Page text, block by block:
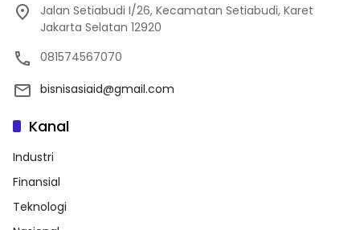
Jalan Setiabudi I/26, Kecamatan Setiabudi, Karet
Jakarta Selatan 12920
081574567070
bisnisasiaid@gmail.com
Kanal
Industri
Finansial
Teknologi